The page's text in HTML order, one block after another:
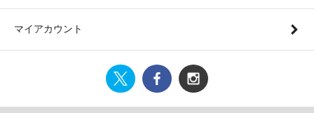
マイアカウント